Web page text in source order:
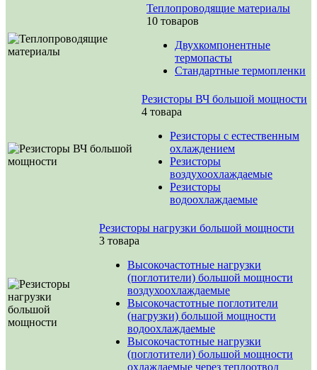
Теплопроводящие материалы
10 товаров
Двухкомпонентные
термопасты
Стандартные термопленки
Резисторы ВЧ большой мощности
4 товара
Резисторы с естественным
охлаждением
Резисторы
воздухоохлаждаемые
Резисторы
водоохлаждаемые
Резисторы нагрузки большой мощности
3 товара
Высокочастотные нагрузки
(поглотители) большой мощности
воздухоохлаждаемые
Высокочастотные поглотители
(нагрузки) большой мощности
водоохлаждаемые
Высокочастотные нагрузки
(поглотители) большой мощности
охлаждаемые через теплоотвод